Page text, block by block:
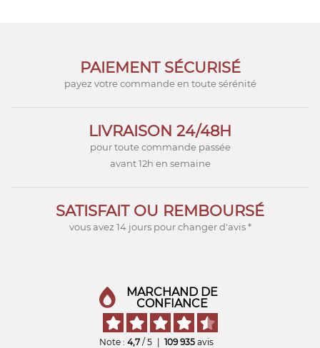
PAIEMENT SÉCURISÉ
payez votre commande en toute sérénité
LIVRAISON 24/48H
pour toute commande passée
avant 12h en semaine
SATISFAIT OU REMBOURSÉ
vous avez 14 jours pour changer d'avis *
MARCHAND DE
CONFIANCE
Note : 4,7 / 5 109 935 avis